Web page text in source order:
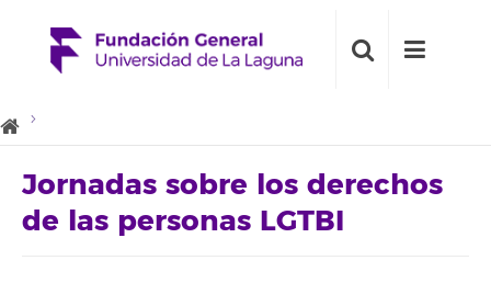
Jornadas sobre los derechos
de las personas LGTBI